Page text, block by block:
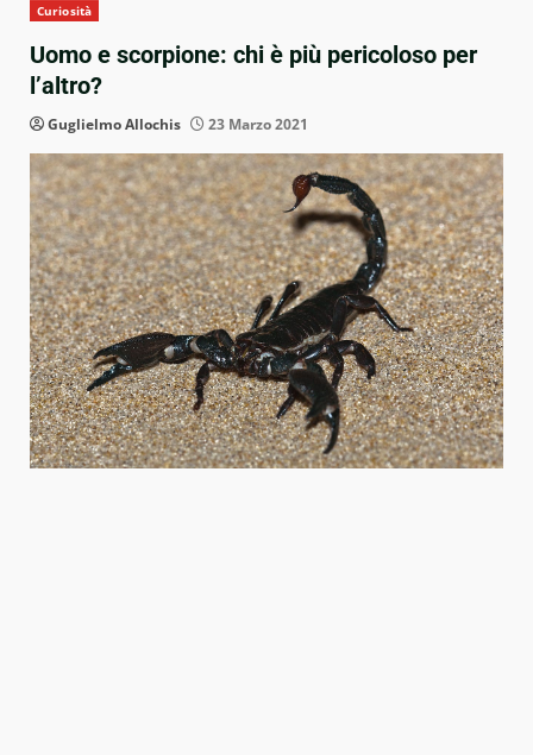
Curiosità
Uomo e scorpione: chi è più pericoloso per
l’altro?
Guglielmo Allochis 23 Marzo 2021